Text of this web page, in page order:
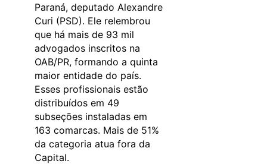
Paraná, deputado Alexandre
Curi (PSD). Ele relembrou
que há mais de 93 mil
advogados inscritos na
OAB/PR, formando a quinta
maior entidade do país.
Esses profissionais estão
distribuídos em 49
subseções instaladas em
163 comarcas. Mais de 51%
da categoria atua fora da
Capital.